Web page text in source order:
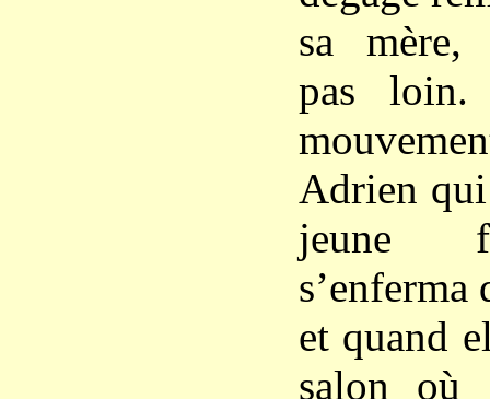
sa mère,
pas loin.
Adrien
jeune
s’enferma
et quand
salon où